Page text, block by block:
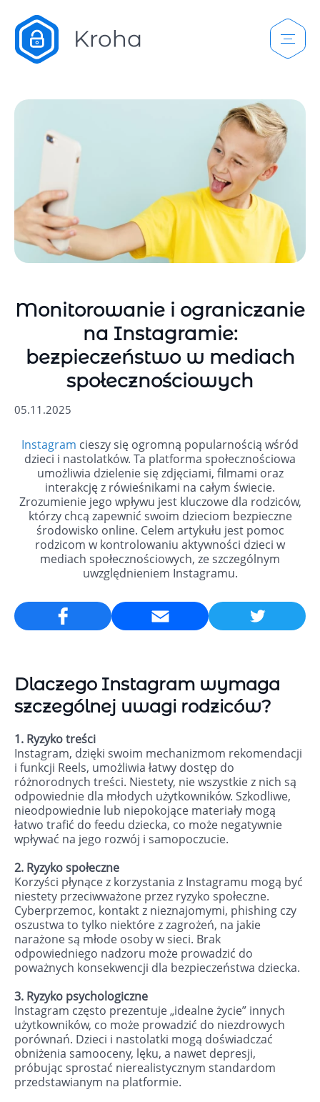
Monitorowanie i ograniczanie
na Instagramie:
bezpieczeństwo w mediach
społecznościowych
05.11.2025
Instagram cieszy się ogromną popularnością wśród
dzieci i nastolatków. Ta platforma społecznościowa
umożliwia dzielenie się zdjęciami, filmami oraz
interakcję z rówieśnikami na całym świecie.
Zrozumienie jego wpływu jest kluczowe dla rodziców,
którzy chcą zapewnić swoim dzieciom bezpieczne
środowisko online. Celem artykułu jest pomoc
rodzicom w kontrolowaniu aktywności dzieci w
mediach społecznościowych, ze szczególnym
uwzględnieniem Instagramu.
Email
Dlaczego Instagram wymaga
szczególnej uwagi rodziców?
1. Ryzyko treści
Instagram, dzięki swoim mechanizmom rekomendacji
i funkcji Reels, umożliwia łatwy dostęp do
różnorodnych treści. Niestety, nie wszystkie z nich są
odpowiednie dla młodych użytkowników. Szkodliwe,
nieodpowiednie lub niepokojące materiały mogą
łatwo trafić do feedu dziecka, co może negatywnie
wpływać na jego rozwój i samopoczucie.
2. Ryzyko społeczne
Korzyści płynące z korzystania z Instagramu mogą być
niestety przeciwważone przez ryzyko społeczne.
Cyberprzemoc, kontakt z nieznajomymi, phishing czy
oszustwa to tylko niektóre z zagrożeń, na jakie
narażone są młode osoby w sieci. Brak
odpowiedniego nadzoru może prowadzić do
poważnych konsekwencji dla bezpieczeństwa dziecka.
3. Ryzyko psychologiczne
Instagram często prezentuje „idealne życie” innych
użytkowników, co może prowadzić do niezdrowych
porównań. Dzieci i nastolatki mogą doświadczać
obniżenia samooceny, lęku, a nawet depresji,
próbując sprostać nierealistycznym standardom
przedstawianym na platformie.